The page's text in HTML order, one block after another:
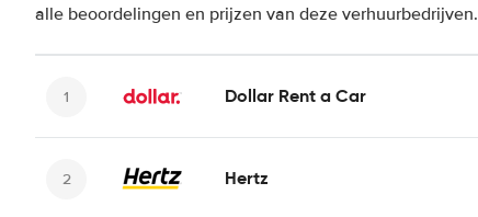
alle beoordelingen en prijzen van deze verhuurbedrijven.
Dollar Rent a Car
Hertz